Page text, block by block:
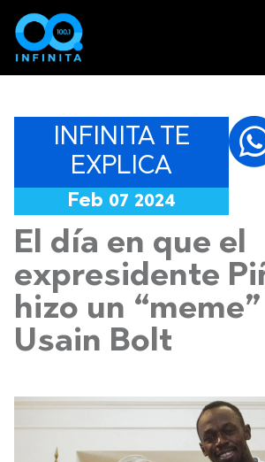
INFINITA TE
EXPLICA
Feb 07 2024
El día en que el
expresidente
hizo un “meme”
Usain Bolt